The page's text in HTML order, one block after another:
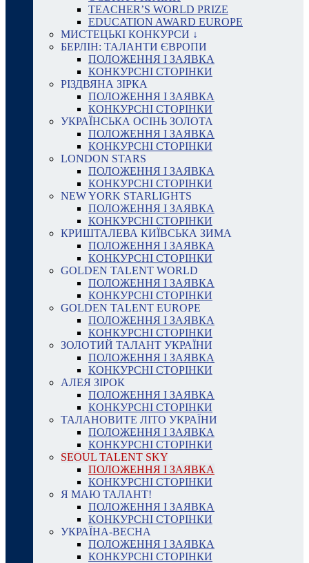
TEACHER’S WORLD PRIZE
EDUCATION AWARD EUROPE
МИСТЕЦЬКІ КОНКУРСИ ↓
БЕРЛІН: ТАЛАНТИ ЄВРОПИ
ПОЛОЖЕННЯ І ЗАЯВКА
КОНКУРСНІ СТОРІНКИ
РІЗДВЯНА ЗІРКА
ПОЛОЖЕННЯ І ЗАЯВКА
КОНКУРСНІ СТОРІНКИ
УКРАЇНСЬКА ОСІНЬ ЗОЛОТА
ПОЛОЖЕННЯ І ЗАЯВКА
КОНКУРСНІ СТОРІНКИ
LONDON STARS
ПОЛОЖЕННЯ І ЗАЯВКА
КОНКУРСНІ СТОРІНКИ
NEW YORK STARLIGHTS
ПОЛОЖЕННЯ І ЗАЯВКА
КОНКУРСНІ СТОРІНКИ
КРИШТАЛЕВА КИЇВСЬКА ЗИМА
ПОЛОЖЕННЯ І ЗАЯВКА
КОНКУРСНІ СТОРІНКИ
GOLDEN TALENT WORLD
ПОЛОЖЕННЯ І ЗАЯВКА
КОНКУРСНІ СТОРІНКИ
GOLDEN TALENT EUROPE
ПОЛОЖЕННЯ І ЗАЯВКА
КОНКУРСНІ СТОРІНКИ
ЗОЛОТИЙ ТАЛАНТ УКРАЇНИ
ПОЛОЖЕННЯ І ЗАЯВКА
КОНКУРСНІ СТОРІНКИ
АЛЕЯ ЗІРОК
ПОЛОЖЕННЯ І ЗАЯВКА
КОНКУРСНІ СТОРІНКИ
ТАЛАНОВИТЕ ЛІТО УКРАЇНИ
ПОЛОЖЕННЯ І ЗАЯВКА
КОНКУРСНІ СТОРІНКИ
SEOUL TALENT SKY
ПОЛОЖЕННЯ І ЗАЯВКА
КОНКУРСНІ СТОРІНКИ
Я МАЮ ТАЛАНТ!
ПОЛОЖЕННЯ І ЗАЯВКА
КОНКУРСНІ СТОРІНКИ
УКРАЇНА-ВЕСНА
ПОЛОЖЕННЯ І ЗАЯВКА
КОНКУРСНІ СТОРІНКИ